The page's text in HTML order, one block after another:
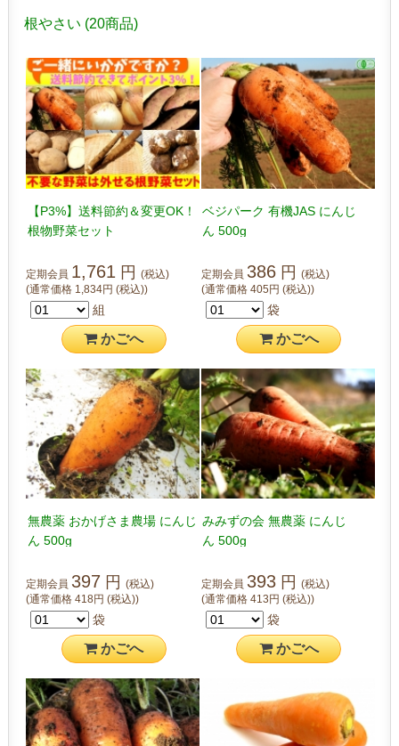
根やさい (20商品)
【P3%】送料節約＆変更OK！
根物野菜セット
定期会員 1,761 円(税込)
(通常価格 1,834円(税込))
組
かごへ
ベジパーク 有機JAS にんじ
ん 500g
定期会員 386 円 (税込)
(通常価格 405円 (税込))
袋
かごへ
無農薬 おかげさま農場 にんじ
ん 500g
定期会員 397 円(税込)
(通常価格418円(税込))
袋
かごへ
みみずの会 無農薬 にんじ
ん 500g
定期会員 393 円 (税込)
(通常価格 413 円 (税込))
袋
かごへ